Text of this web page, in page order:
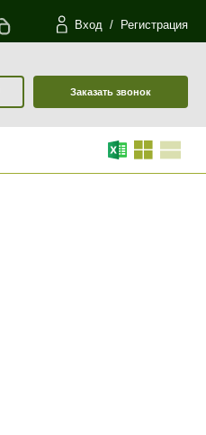
Вход / Регистрация
Заказать звонок